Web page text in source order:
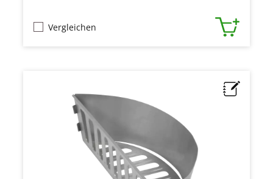
Vergleichen